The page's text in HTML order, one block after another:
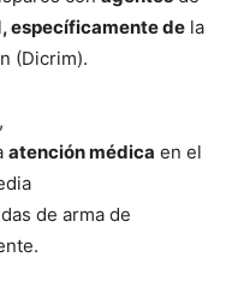
, específicamente de la
(Dicrim).
atención médica en el
de arma de